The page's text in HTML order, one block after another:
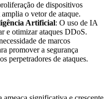
de dispositivos
o vetor de ataque.
Artificial: O uso de IA
e otimizar ataques DDoS.
de marcos
promover a segurança
perpetradores de ataques.